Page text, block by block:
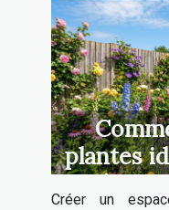
plantes
Créer un